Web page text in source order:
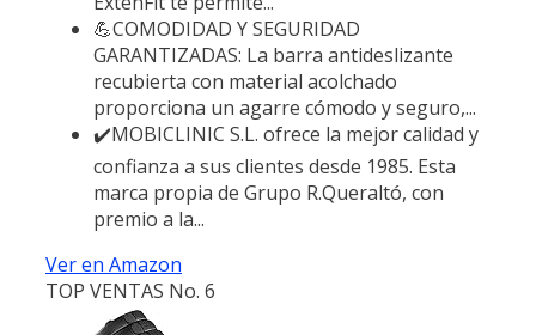
💪COMODIDAD Y SEGURIDAD
GARANTIZADAS: La barra antideslizante
recubierta con material acolchado
proporciona un agarre cómodo y seguro,...
✔️MOBICLINIC S.L. ofrece la mejor calidad y
confianza a sus clientes desde 1985. Esta
marca propia de Grupo R.Queraltó, con
premio a la...
Ver en Amazon
TOP VENTAS No. 6